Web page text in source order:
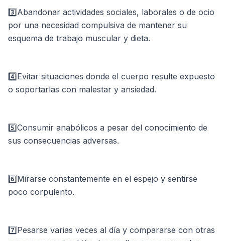
3️⃣Abandonar actividades sociales, laborales o de ocio
por una necesidad compulsiva de mantener su
esquema de trabajo muscular y dieta.⁣
4️⃣Evitar situaciones donde el cuerpo resulte expuesto
o soportarlas con malestar y ansiedad.⁣
5️⃣Consumir anabólicos a pesar del conocimiento de
sus consecuencias adversas. ⁣
6️⃣Mirarse constantemente en el espejo y sentirse
poco corpulento.⁣
7️⃣Pesarse varias veces al día y compararse con otras